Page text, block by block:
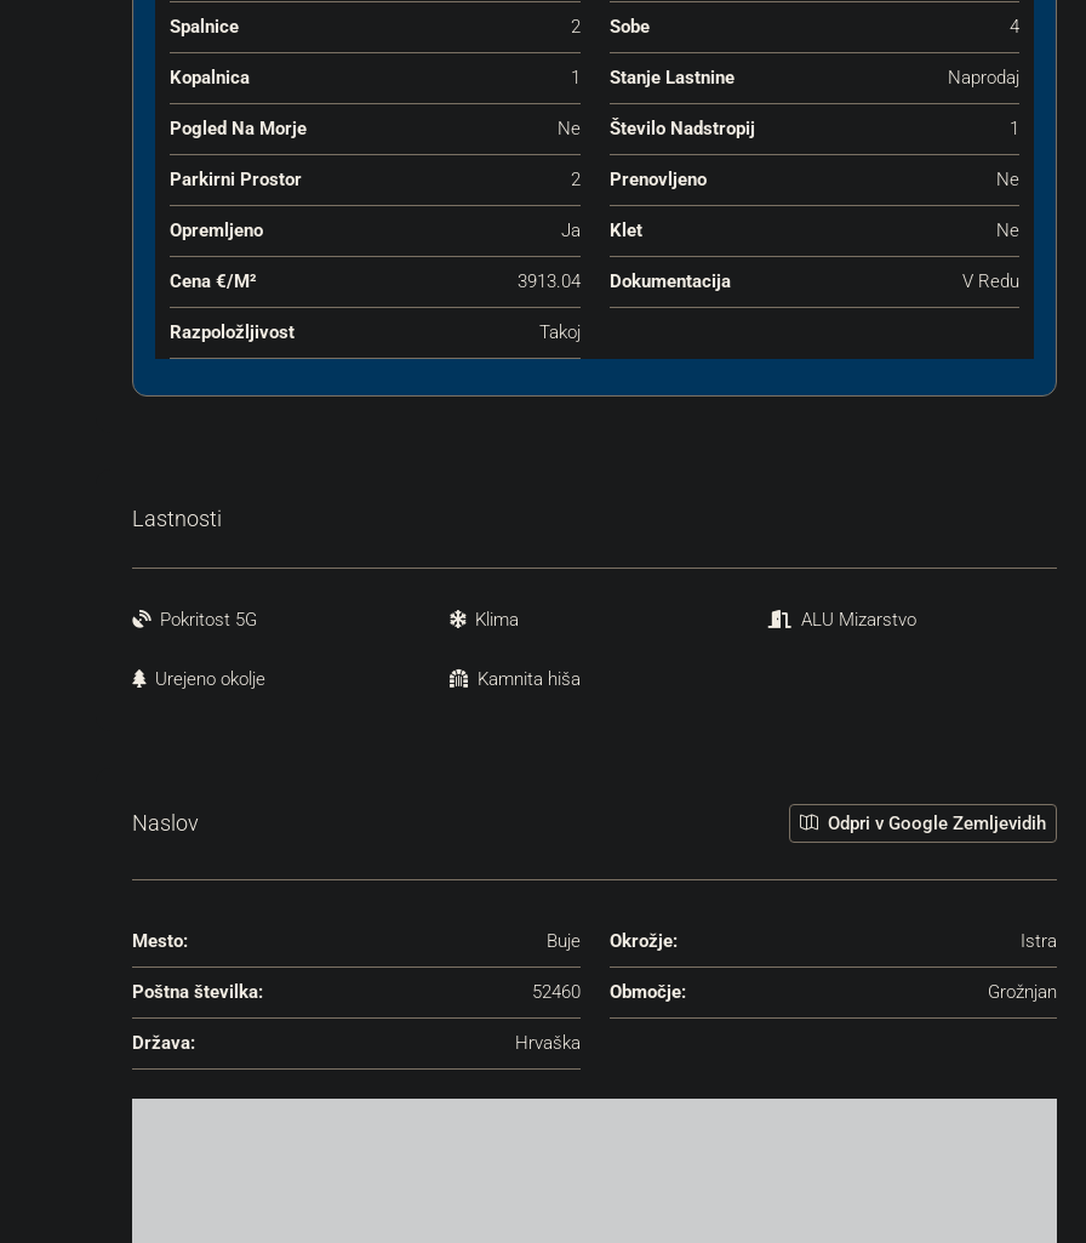
Spalnice 2 Sobe 4
Kopalnica 1 Stanje Lastnine Naprodaj
Pogled Na Morje Ne Število Nadstropij 1
Parkirni Prostor 2 Prenovljeno Ne
Opremljeno Ja Klet Ne
Cena €‎/m² 3913.04 Dokumentacija V Redu
Razpoložljivost Takoj
Lastnosti
Pokritost 5G Klima ALU Mizarstvo
Urejeno okolje Kamnita hiša
Naslov Odpri v Google Zemljevidih
Mesto: Buje Okrožje: Istra
Poštna številka: 52460 Območje: Grožnjan
Država: Hrvaška